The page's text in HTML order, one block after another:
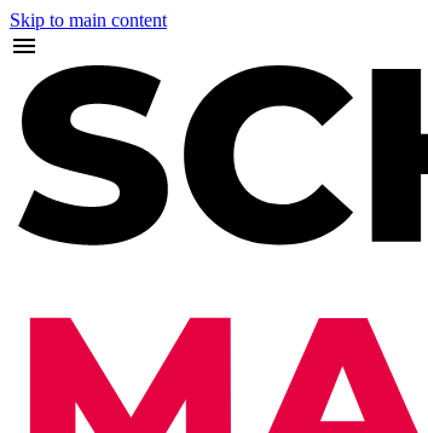
Skip to main content